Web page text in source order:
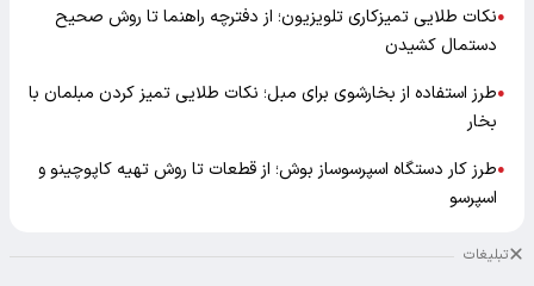
●نکات طلایی تمیزکاری تلویزیون؛ از دفترچه راهنما تا روش صحیح
دستمال کشیدن
●طرز استفاده از بخارشوی برای مبل؛ نکات طلایی تمیز کردن مبلمان با
بخار
●طرز کار دستگاه اسپرسوساز بوش؛ از قطعات تا روش تهیه کاپوچینو و
اسپرسو
تبلیغات